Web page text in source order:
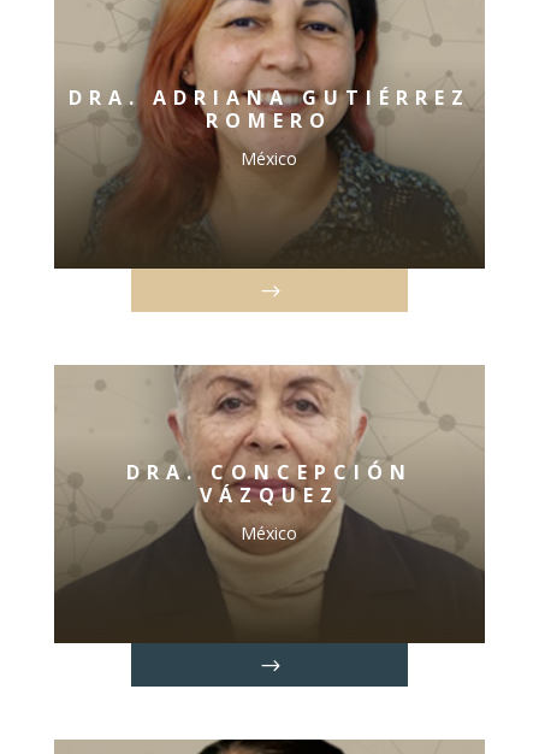
DRA. ADRIANA GUTIÉRREZ
ROMERO
México
DRA. CONCEPCIÓN
VÁZQUEZ
México